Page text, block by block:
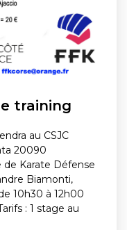
training
au CSJC
20090
de Karate Défense
Biamonti,
10h30 à 12h00
: 1 stage au